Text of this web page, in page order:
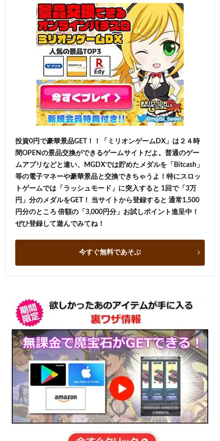
投資0円で豪華景品GET！！「ミリオンゲームDX」は２４時
間OPENの景品交換ができるゲームサイトだよ。普通のゲー
ムアプリなどと違い、MGDXでは貯めたメダルを「Bitcash」
等の電子マネーや豪華景品と交換できちゃうよ！特にスロッ
トゲームでは「ラッシュモード」に突入すると 1回で「3万
円」分のメダルをGET！ 当サイトから登録すると 通常1,500
円分のところ 倍額の「3,000円分」お試しポイント進呈中！
ぜひ登録して遊んでみてね！
今すぐ無料であそぶ